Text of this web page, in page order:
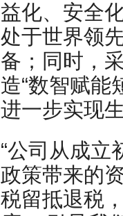
益化、安全
处于世界领
备；同时，
造“数智赋能
进一步实现
“公司从成立
政策带来的
税留抵退税